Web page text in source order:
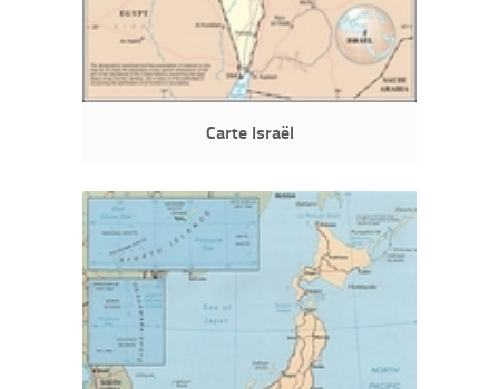
Carte Israël